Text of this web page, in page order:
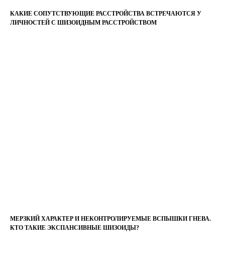
КАКИЕ СОПУТСТВУЮЩИЕ РАССТРОЙСТВА ВСТРЕЧАЮТСЯ У
ЛИЧНОСТЕЙ С ШИЗОИДНЫМ РАССТРОЙСТВОМ
МЕРЗКИЙ ХАРАКТЕР И НЕКОНТРОЛИРУЕМЫЕ ВСПЫШКИ ГНЕВА.
КТО ТАКИЕ ЭКСПАНСИВНЫЕ ШИЗОИДЫ?